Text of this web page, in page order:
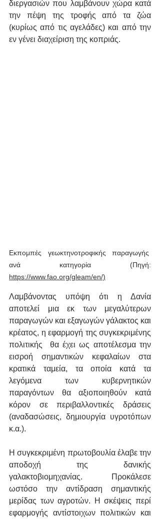
διεργασιών που λαμβάνουν χώρα κατά
την πέψη της τροφής από τα ζώα
(κυρίως από τις αγελάδες) και από την
εν γένει διαχείριση της κοπριάς.
Εκπομπές γεωκτηνοτροφικής παραγωγής
ανά κατηγορία (Πηγή:
https://www.fao.org/gleam/en/)
Λαμβάνοντας υπόψη ότι η Δανία
αποτελεί μια εκ των μεγαλύτερων
παραγωγών και εξαγωγών γάλακτος και
κρέατος, η εφαρμογή της συγκεκριμένης
πολιτικής  θα έχει ως αποτέλεσμα την
εισροή σημαντικών κεφαλαίων στα
κρατικά ταμεία, τα οποία κατά τα
λεγόμενα των κυβερνητικών
παραγόντων θα αξιοποιηθούν κατά
κόρον σε περιβαλλοντικές δράσεις
(αναδασώσεις, δημιουργία υγροτόπων
κ.α.).
Η συγκεκριμένη πρωτοβουλία έλαβε την
αποδοχή της δανικής
γαλακτοβιομηχανίας. Προκάλεσε
ωστόσο την αντίδραση σημαντικής
μερίδας των αγροτών. Η σκέψεις περί
εφαρμογής αντίστοιχων πολιτικών και